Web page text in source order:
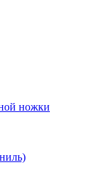
ножки